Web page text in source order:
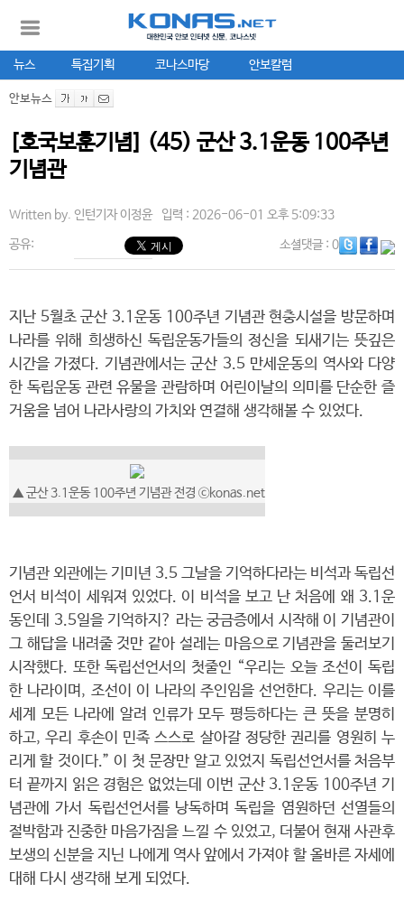
뉴스 특집기획 코나스마당 안보칼럼
안보뉴스
[호국보훈기념] (45) 군산 3.1운동 100주년
기념관
Written by. 인턴기자 이정윤 입력 : 2026-06-01 오후 5:09:33
공유: 소셜댓글: 0
지난 5월초 군산 3.1운동 100주년 기념관 현충시설을 방문하며
나라를 위해 희생하신 독립운동가들의 정신을 되새기는 뜻깊은
시간을 가졌다. 기념관에서는 군산 3.5 만세운동의 역사와 다양
한 독립운동 관련 유물을 관람하며 어린이날의 의미를 단순한 즐
거움을 넘어 나라사랑의 가치와 연결해 생각해볼 수 있었다.
▲ 군산 3.1운동 100주년 기념관 전경 ⓒkonas.net
기념관 외관에는 기미년 3.5 그날을 기억하다라는 비석과 독립선
언서 비석이 세워져 있었다. 이 비석을 보고 난 처음에 왜 3.1운
동인데 3.5일을 기억하지? 라는 궁금증에서 시작해 이 기념관이
그 해답을 내려줄 것만 같아 설레는 마음으로 기념관을 둘러보기
시작했다. 또한 독립선언서의 첫줄인 “우리는 오늘 조선이 독립
한 나라이며, 조선이 이 나라의 주인임을 선언한다. 우리는 이를
세계 모든 나라에 알려 인류가 모두 평등하다는 큰 뜻을 분명히
하고, 우리 후손이 민족 스스로 살아갈 정당한 권리를 영원히 누
리게 할 것이다.” 이 첫 문장만 알고 있었지 독립선언서를 처음부
터 끝까지 읽은 경험은 없었는데 이번 군산 3.1운동 100주년 기
념관에 가서 독립선언서를 낭독하며 독립을 염원하던 선열들의
절박함과 진중한 마음가짐을 느낄 수 있었고, 더불어 현재 사관후
보생의 신분을 지닌 나에게 역사 앞에서 가져야 할 올바른 자세에
대해 다시 생각해 보게 되었다.